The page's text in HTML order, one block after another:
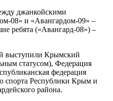
джанкойскими
08» и «Авангардом-09» –
ребята («Авангард-08») –
выступили Крымский
статусом), Федерация
федерация
спорта Республики Крым и
района.